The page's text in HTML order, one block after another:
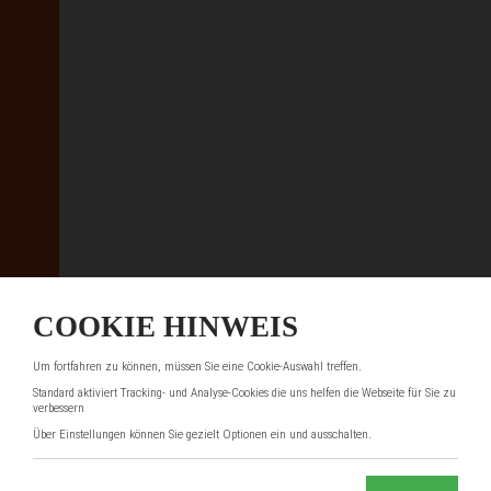
COOKIE HINWEIS
Um fortfahren zu können, müssen Sie eine Cookie-Auswahl treffen.
Standard aktiviert Tracking- und Analyse-Cookies die uns helfen die Webseite für Sie zu
verbessern
Über Einstellungen können Sie gezielt Optionen ein und ausschalten.